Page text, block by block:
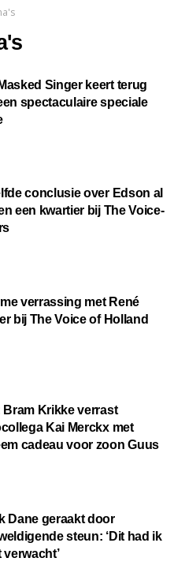
Singer keert terug
spectaculaire speciale
conclusie over Edson al
een kwartier bij The Voice-
verrassing met René
bij The Voice of Holland
Bram Krikke verrast
Kai Merckx met
cadeau voor zoon Guus
Dane geraakt door
steun: ‘Dit had ik
verwacht’